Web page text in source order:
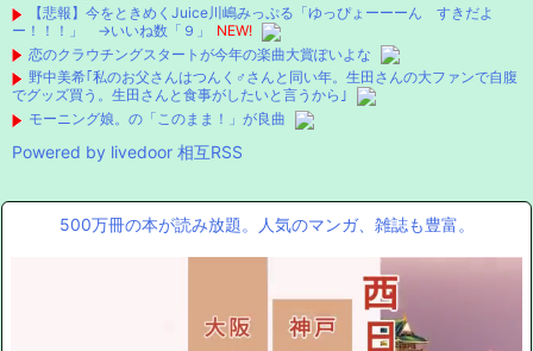
【悲報】今をときめくJuice川嶋みっぷる「ゆっぴょーーーん すきだよ
ー！！！」 →いいね数「９」
NEW!
恋のクラウチングスタートが今年の楽曲大賞ぽいよな
野中美希｢私のお父さんはつんく♂さんと同い年。生田さんの大ファンで自腹
でグッズ買う。生田さんと食事がしたいと言うから｣
モーニング娘。の「このまま！」が良曲
Powered by livedoor 相互RSS
500万冊の本が読み放題。人気のマンガ、雑誌も豊富。